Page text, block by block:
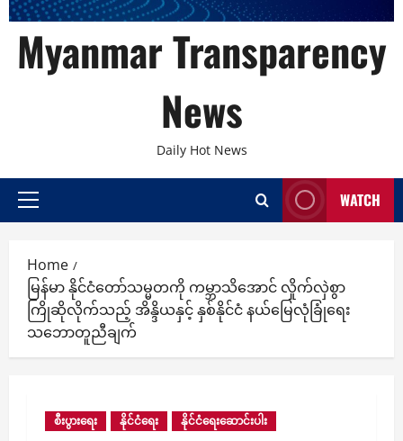
Myanmar Transparency
News
Daily Hot News
Primary
WATCH
Home
မြန်မာ နိုင်ငံတော်သမ္မတကို ကမ္ဘာသိအောင် လှိုက်လှဲစွာ
ကြိုဆိုလိုက်သည့် အိန္ဒိယနှင့် နှစ်နိုင်ငံ နယ်မြေလုံခြုံရေး
သဘောတူညီချက်
စီးပွားရေး နိုင်ငံရေး နိုင်ငံရေးဆောင်းပါး